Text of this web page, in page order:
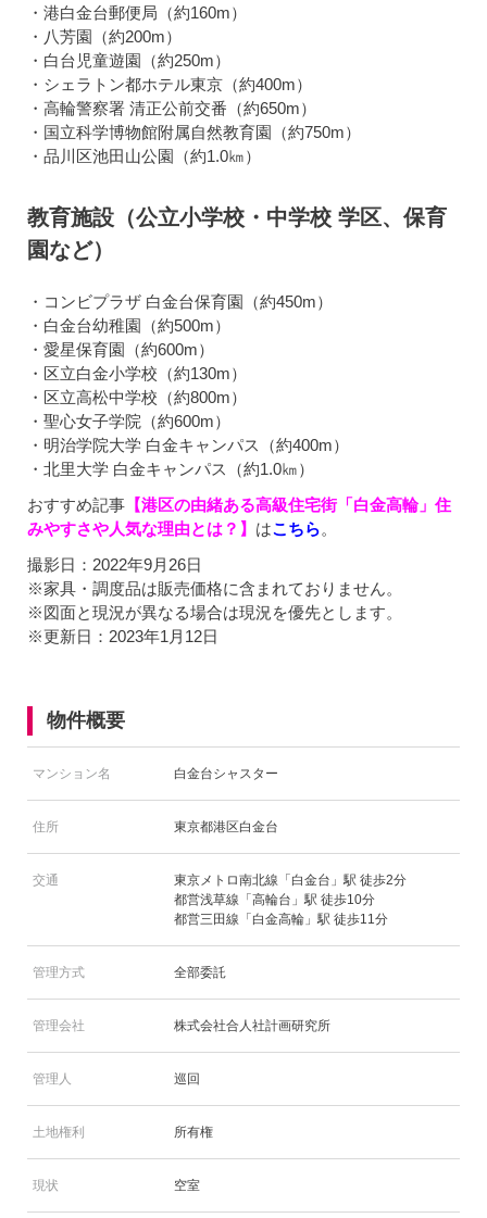
・港白金台郵便局（約160m）
・八芳園（約200m）
・白台児童遊園（約250m）
・シェラトン都ホテル東京（約400m）
・高輪警察署 清正公前交番（約650m）
・国立科学博物館附属自然教育園（約750m）
・品川区池田山公園（約1.0㎞）
教育施設（公立小学校・中学校 学区、保育
園など）
・コンビプラザ 白金台保育園（約450m）
・白金台幼稚園（約500m）
・愛星保育園（約600m）
・区立白金小学校（約130m）
・区立高松中学校（約800m）
・聖心女子学院（約600m）
・明治学院大学 白金キャンパス（約400m）
・北里大学 白金キャンパス（約1.0㎞）
おすすめ記事 【港区の由緒ある高級住宅街「白金高輪」住
みやすさや人気な理由とは？】 はこちら。
撮影日：2022年9月26日
※家具・調度品は販売価格に含まれておりません。
※図面と現況が異なる場合は現況を優先とします。
※更新日：2023年1月12日
物件概要
マンション名 白金台シャスター
住所 東京都港区白金台
交通
東京メトロ南北線「白金台」駅 徒歩2分
都営浅草線「高輪台」駅 徒歩10分
都営三田線「白金高輪」駅 徒歩11分
管理方式 全部委託
管理会社 株式会社合人社計画研究所
管理人 巡回
土地権利 所有権
現状 空室